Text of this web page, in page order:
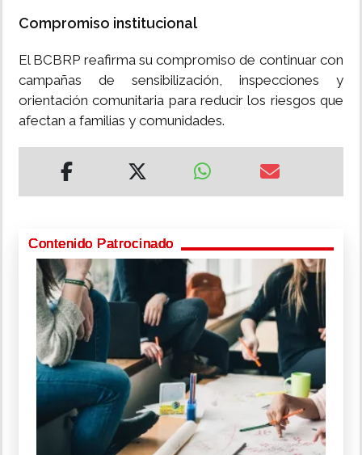
Compromiso institucional
El BCBRP reafirma su compromiso de continuar con
campañas de sensibilización, inspecciones y
orientación comunitaria para reducir los riesgos que
afectan a familias y comunidades.
Contenido Patrocinado